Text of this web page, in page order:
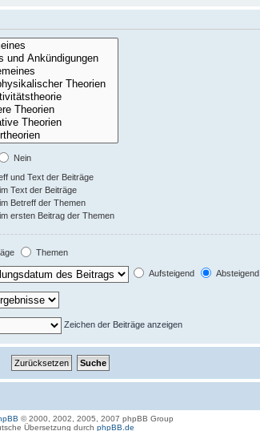
Nein
und Text der Beiträge
Text der Beiträge
Betreff der Themen
ersten Beitrag der Themen
Themen
Aufsteigend Absteigend
Zeichen der Beiträge anzeigen
© 2000, 2002, 2005, 2007 phpBB Group
Übersetzung durch phpBB.de